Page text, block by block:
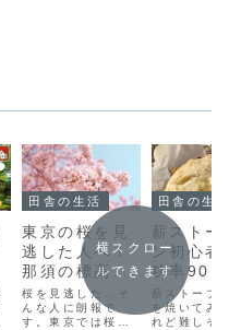
田舎の生活
東京の桜を見
逃した人へ！
那須の標高別
お花見スポッ
ト5選
桜を見逃した…そ
んな人に朗報で
す。東京では桜の
田舎の生
薪ストー
ン初心者
功率90
加水パン
薪ストーブ
を焼いてみ
れど難しそ
横スクロー
ルできます